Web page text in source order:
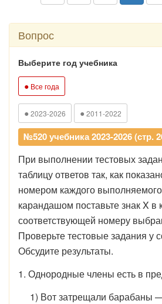
Вопрос
Выберите год учебника
● Все года
● 2023-2026 ● 2011-2022
№520 учебника 2023-2026 (стр.
При выполнении тестовых
таблицу ответов так, как
номером каждого
карандашом поставьте знак X в
соответствующей номеру
Проверьте тестовые задания у
Обсудите результаты.
1. Однородные члены есть в
1) Вот затрещали барабаны —